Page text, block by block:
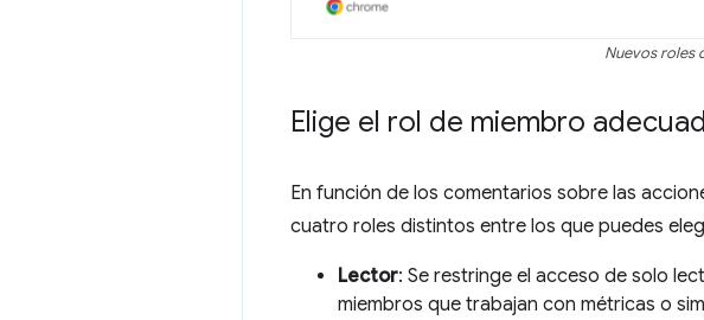
Nuevos roles
Elige el rol de miembro
En función de los comentarios sobre las
cuatro roles distintos entre los que puedes
Lector: Se restringe el acceso de solo
miembros que trabajan con métricas o